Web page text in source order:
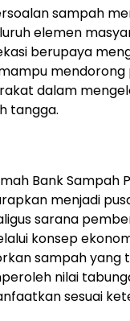
sampah
elemen
berupaya
mendorong
dalam
tangga.
Bank Sampah
menjadi
sarana
konsep
sampah yang
nilai
sesuai